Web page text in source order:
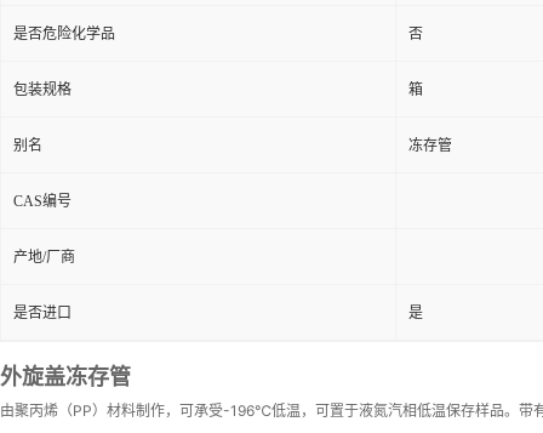
是否危险化学品 否
包装规格 箱
别名 冻存管
CAS编号
产地/厂商
是否进口 是
外旋盖冻存管
由聚丙烯（PP）材料制作，可承受-196℃低温，可置于液氮汽相低温保存样品。带